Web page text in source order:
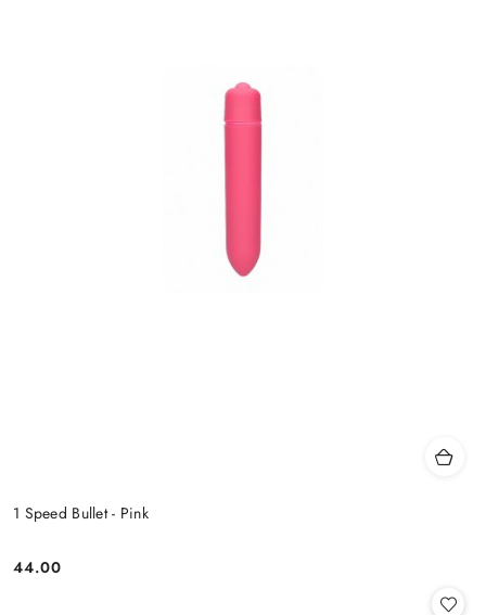
1 Speed Bullet - Pink
Cena:
44.00